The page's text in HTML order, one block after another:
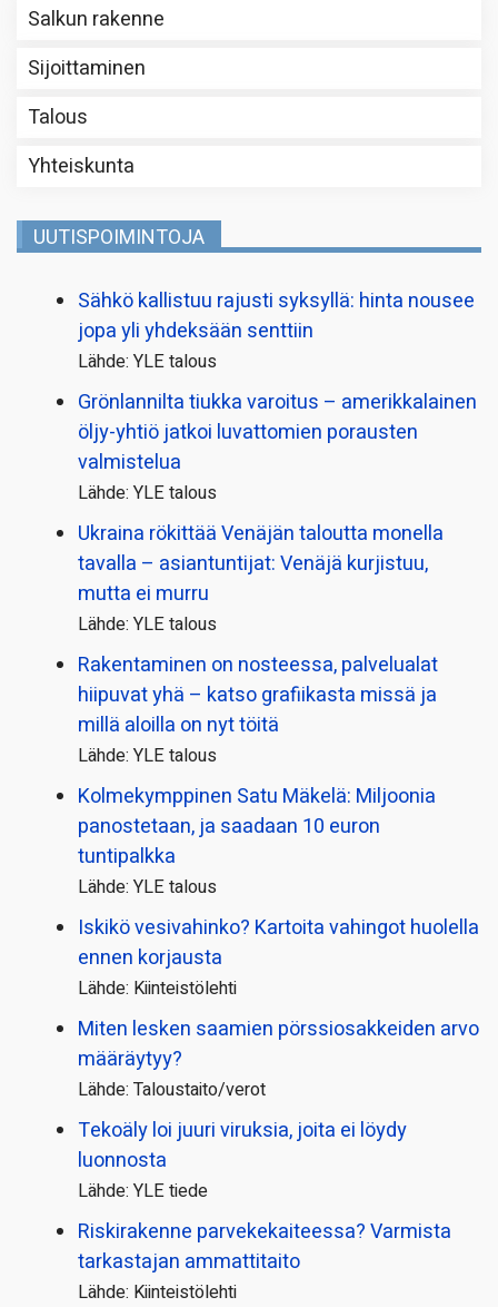
Salkun rakenne
Sijoittaminen
Talous
Yhteiskunta
UUTISPOIMINTOJA
Sähkö kallistuu rajusti syksyllä: hinta nousee
jopa yli yhdeksään senttiin
Lähde: YLE talous
Grönlannilta tiukka varoitus – amerikkalainen
öljy-yhtiö jatkoi luvattomien porausten
valmistelua
Lähde: YLE talous
Ukraina rökittää Venäjän taloutta monella
tavalla – asiantuntijat: Venäjä kurjistuu,
mutta ei murru
Lähde: YLE talous
Rakentaminen on nosteessa, palvelualat
hiipuvat yhä – katso grafiikasta missä ja
millä aloilla on nyt töitä
Lähde: YLE talous
Kolmekymppinen Satu Mäkelä: Miljoonia
panostetaan, ja saadaan 10 euron
tuntipalkka
Lähde: YLE talous
Iskikö vesivahinko? Kartoita vahingot huolella
ennen korjausta
Lähde: Kiinteistölehti
Miten lesken saamien pörssi­osakkeiden arvo
määräytyy?
Lähde: Taloustaito/verot
Tekoäly loi juuri viruksia, joita ei löydy
luonnosta
Lähde: YLE tiede
Riskirakenne parvekekaiteessa? Varmista
tarkastajan ammattitaito
Lähde: Kiinteistölehti